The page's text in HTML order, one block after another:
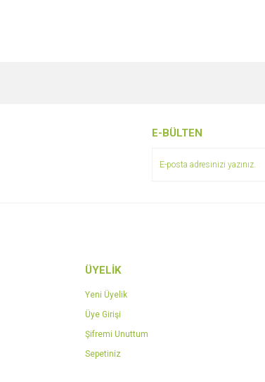
E-BÜLTEN
ÜYELİK
Yeni Üyelik
Üye Girişi
Şifremi Unuttum
Sepetiniz